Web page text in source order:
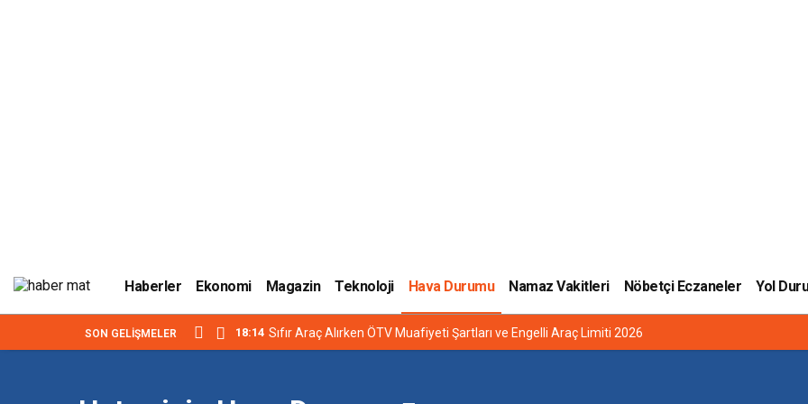
Haberler Ekonomi Magazin Teknoloji Hava Durumu Namaz Vakitleri Nöbetçi Eczaneler Yol
SON GELIŞMELER 18:14 Sıfır Araç Alırken ÖTV Muafiyeti Şartları ve Engelli Araç Limiti 2026